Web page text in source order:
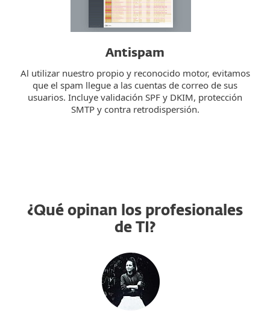
Antispam
Al utilizar nuestro propio y reconocido motor, evitamos
que el spam llegue a las cuentas de correo de sus
usuarios. Incluye validación SPF y DKIM, protección
SMTP y contra retrodispersión.
¿Qué opinan los profesionales
de TI?